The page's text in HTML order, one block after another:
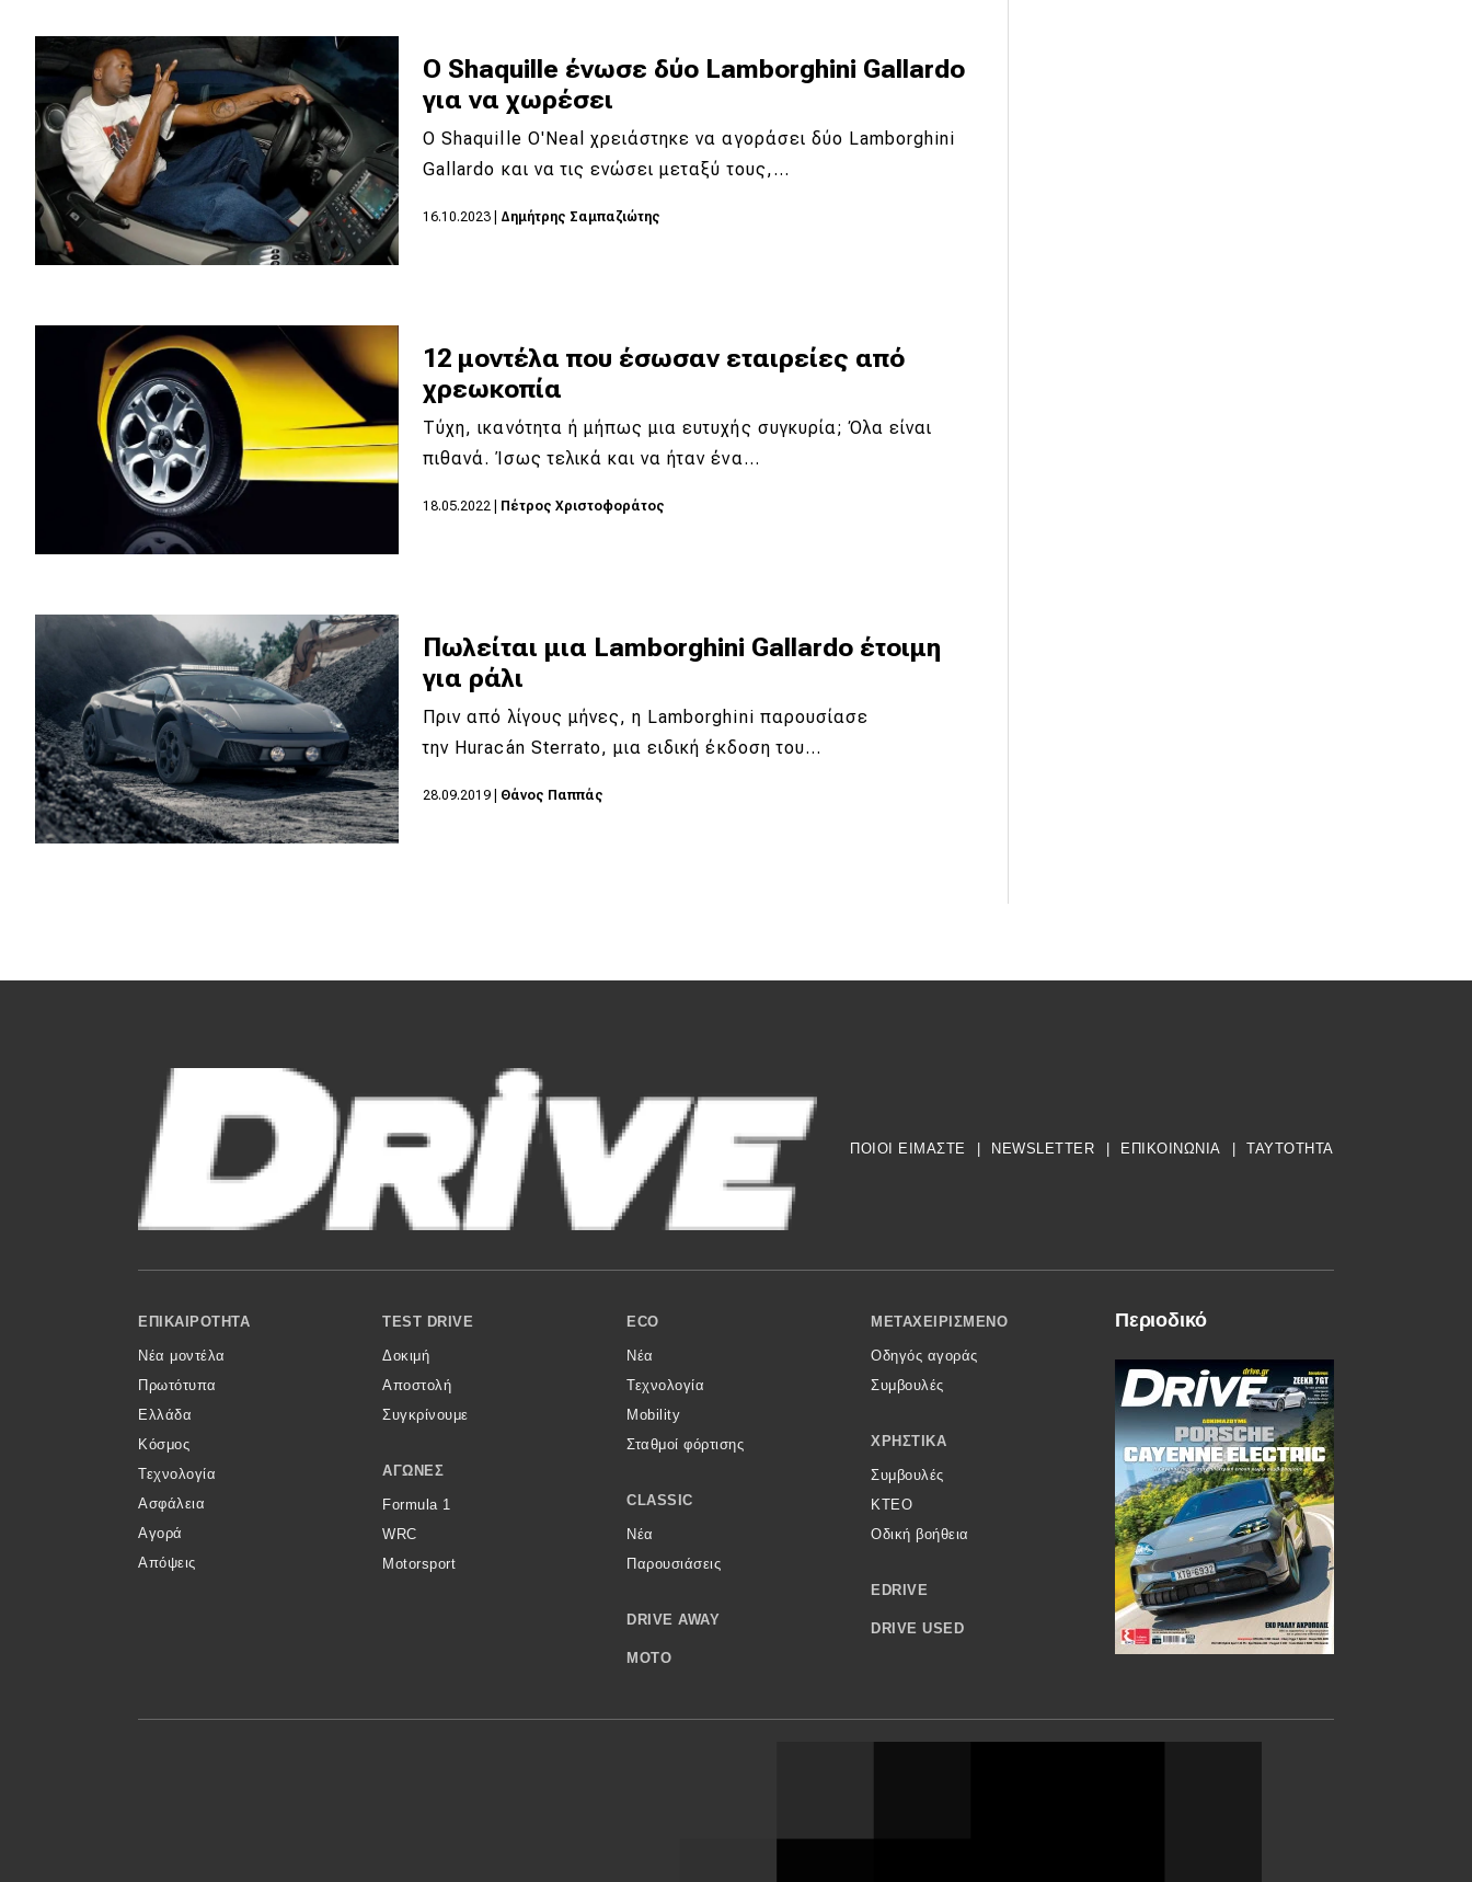
Motorsport
Eco
Νέα
Τεχνολογία
Mobility
Classic
Νέα
Παρουσιάσεις
MOTO
Μεταχειρισμένο
Οδηγός αγοράς
Συμβουλές
Χρηστικά
Οδική βοήθεια
DRIVE USED
Ο Shaquille ένωσε δύο Lamborghini Gallardo
για να χωρέσει
Ο Shaquille O'Neal χρειάστηκε να αγοράσει δύο Lamborghini
Gallardo και να τις ενώσει μεταξύ τους,…
16.10.2023 Δημήτρης Σαμπαζιώτης
12 μοντέλα που έσωσαν εταιρείες από
χρεωκοπία
Τύχη, ικανότητα ή μήπως μια ευτυχής συγκυρία; Όλα είναι
πιθανά. Ίσως τελικά και να ήταν ένα…
18.05.2022 Πέτρος Χριστοφοράτος
Πωλείται μια Lamborghini Gallardo έτοιμη
για ράλι
Πριν από λίγους μήνες, η Lamborghini παρουσίασε
την Huracán Sterrato, μια ειδική έκδοση του…
28.09.2019 Θάνος Παππάς
ΠΟΙΟΙ ΕΙΜΑΣΤΕ NEWSLETTER ΕΠΙΚΟΙΝΩΝΙΑ TAYTOTHTA
Footer Menu
ΕΠΙΚΑΙΡΌΤΗΤΑ
Νέα μοντέλα
Πρωτότυπα
Ελλάδα
Κόσμος
Τεχνολογία
Ασφάλεια
Αγορά
Απόψεις
TEST DRIVE
Δοκιμή
Αποστολή
Συγκρίνουμε
ΑΓΏΝΕΣ
Formula 1
WRC
Motorsport
ECO
Νέα
Τεχνολογία
Mobility
Σταθμοί φόρτισης
CLASSIC
Νέα
Παρουσιάσεις
DRIVE AWAY
MOTO
ΜΕΤΑΧΕΙΡΙΣΜΈΝΟ
Οδηγός αγοράς
Συμβουλές
ΧΡΗΣΤΙΚΆ
Συμβουλές
ΚΤΕΟ
Οδική βοήθεια
EDRIVE
DRIVE USED
Περιοδικό